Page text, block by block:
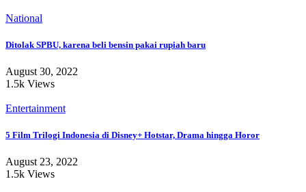
National
Ditolak SPBU, karena beli bensin pakai rupiah baru
August 30, 2022
1.5k Views
Entertainment
5 Film Trilogi Indonesia di Disney+ Hotstar, Drama hingga Horor
August 23, 2022
1.5k Views